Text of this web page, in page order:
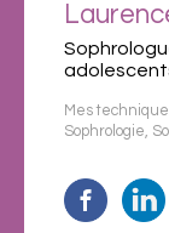
Mes
Sophrologie,